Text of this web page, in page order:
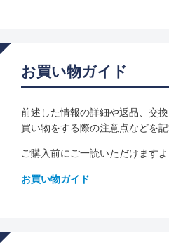
お買い物ガイド
前述した情報の詳細や返品、交
買い物をする際の注意点などを記
ご購入前にご一読いただけます
お買い物ガイド